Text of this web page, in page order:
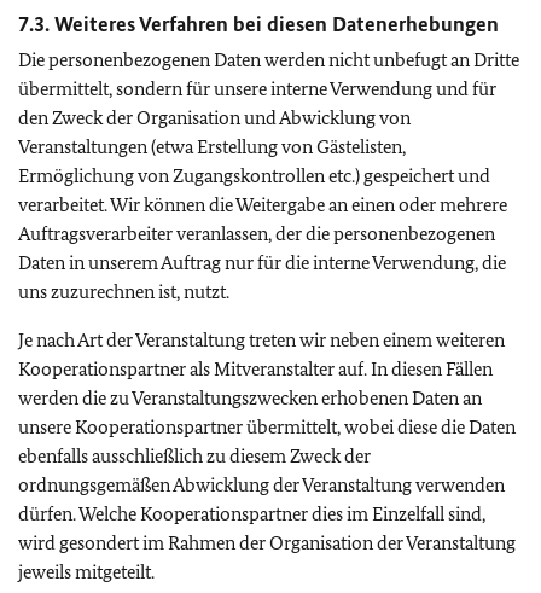
7.3. Weiteres Verfahren bei diesen Datenerhebungen
Die personenbezogenen Daten werden nicht unbefugt an Dritte
übermittelt, sondern für unsere interne Verwendung und für
den Zweck der Organisation und Abwicklung von
Veranstaltungen (etwa Erstellung von Gästelisten,
Ermöglichung von Zugangskontrollen etc.) gespeichert und
verarbeitet. Wir können die Weitergabe an einen oder mehrere
Auftragsverarbeiter veranlassen, der die personenbezogenen
Daten in unserem Auftrag nur für die interne Verwendung, die
uns zuzurechnen ist, nutzt.
Je nach Art der Veranstaltung treten wir neben einem weiteren
Kooperationspartner als Mitveranstalter auf. In diesen Fällen
werden die zu Veranstaltungszwecken erhobenen Daten an
unsere Kooperationspartner übermittelt, wobei diese die Daten
ebenfalls ausschließlich zu diesem Zweck der
ordnungsgemäßen Abwicklung der Veranstaltung verwenden
dürfen. Welche Kooperationspartner dies im Einzelfall sind,
wird gesondert im Rahmen der Organisation der Veranstaltung
jeweils mitgeteilt.